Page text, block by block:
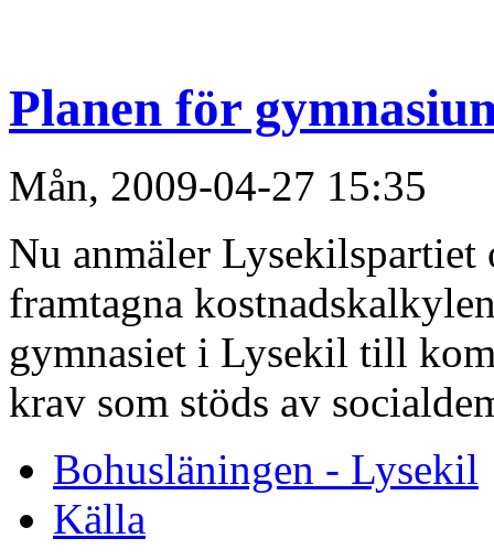
Planen för
Mån, 2009-04-27 15:35
Nu anmäler
framtagna
gymnasiet i Lysekil till
krav som stöds av
Bohusläningen - Lysekil
Källa